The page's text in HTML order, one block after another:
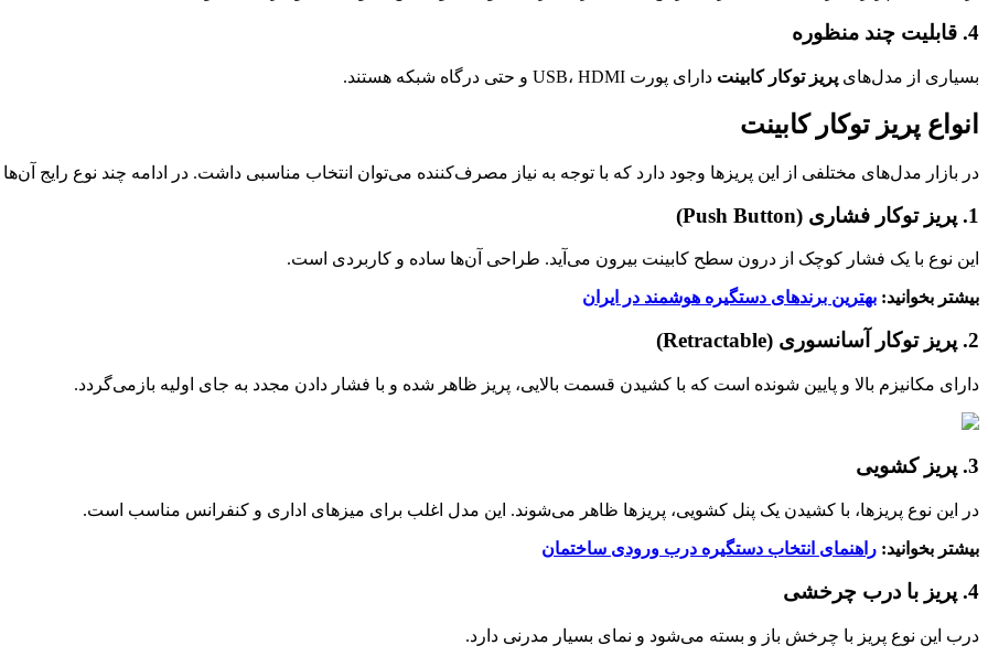
4. قابلیت چند منظوره
بسیاری از مدل‌های پریز توکار کابینت دارای پورت USB، HDMI و حتی درگاه شبکه هستند.
انواع پریز توکار کابینت
در بازار مدل‌های مختلفی از این پریزها وجود دارد که با توجه به نیاز مصرف‌کننده می‌توان انتخاب مناسبی داشت. در ادامه چند نوع رایج
1. پریز توکار فشاری (Push Button)
این نوع با یک فشار کوچک از درون سطح کابینت بیرون می‌آید. طراحی آن‌ها ساده و کاربردی است.
بیشتر بخوانید: بهترین برندهای دستگیره هوشمند در ایران
2. پریز توکار آسانسوری (Retractable)
دارای مکانیزم بالا و پایین شونده است که با کشیدن قسمت بالایی، پریز ظاهر شده و با فشار دادن مجدد به جای اولیه بازمی‌گردد.
3. پریز کشویی
در این نوع پریزها، با کشیدن یک پنل کشویی، پریزها ظاهر می‌شوند. این مدل اغلب برای میزهای اداری و کنفرانس مناسب است.
بیشتر بخوانید: راهنمای انتخاب دستگیره درب ورودی ساختمان
4. پریز با درب چرخشی
درب این نوع پریز با چرخش باز و بسته می‌شود و نمای بسیار مدرنی دارد.